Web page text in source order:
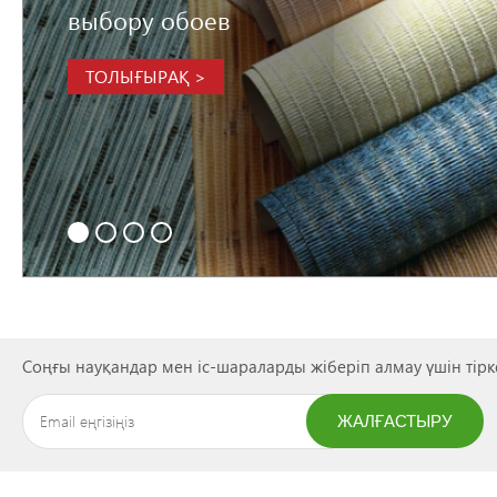
выбору обоев
ТОЛЫҒЫРАҚ >
Соңғы науқандар мен іс-шараларды жіберіп алмау үшін
ЖАЛҒАСТЫРУ